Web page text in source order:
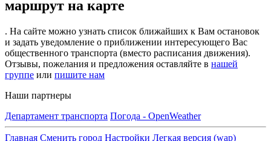
маршрут на карте
. На сайте можно узнать список ближайших к Вам остановок
и задать уведомление о приближении интересующего Вас
общественного транспорта (вместо расписания движения).
Отзывы, пожелания и предложения оставляйте в нашей
группе или пишите нам
Наши партнеры
Департамент транспорта Погода - OpenWeather
Главная Сменить город Настройки Легкая версия (wap)